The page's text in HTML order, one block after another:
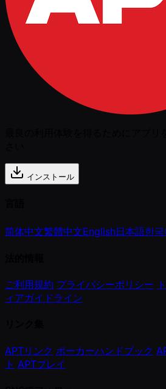
インストール
简体中文繁體中文English日本語한국
ご利用規約 プライバシーポリシー
ィアガイドライン
APTリンク ポーカーハンドブック
ト APTプレイ